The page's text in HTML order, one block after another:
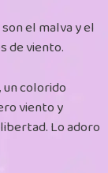
el malva y el
de viento.
un colorido
viento y
Lo adoro